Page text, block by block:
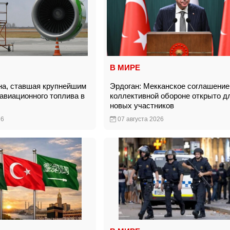
ставшая крупнейшим
топлива в
В МИРЕ
Эрдоган: Мекканское
коллективной обороне открыто
новых участников
07 августа 2026